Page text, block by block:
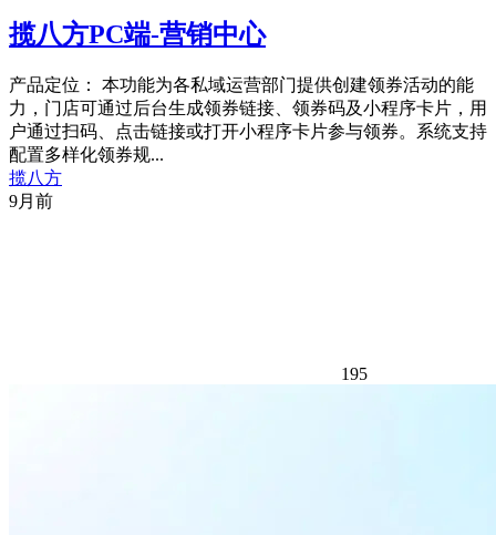
揽八方PC端-营销中心
产品定位： 本功能为各私域运营部门提供创建领券活动的能
力，门店可通过后台生成领券链接、领券码及小程序卡片，用
户通过扫码、点击链接或打开小程序卡片参与领券。系统支持
配置多样化领券规...
揽八方
9月前
195